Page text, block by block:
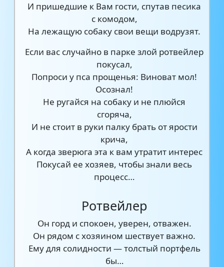
И пришедшие к Вам гости, спутав песика
с комодом,
На лежащую собаку свои вещи водрузят.
Если вас случайно в парке злой ротвейлер
покусал,
Попроси у пса прощенья: Виноват мол!
Осознал!
Не ругайся на собаку и не плюйся
сгоряча,
И не стоит в руки палку брать от ярости
крича,
А когда зверюга эта к вам утратит интерес
Покусай ее хозяев, чтобы знали весь
процесс…
Ротвейлер
Он горд и спокоен, уверен, отважен.
Он рядом с хозяином шествует важно.
Ему для солидности — толстый портфель
бы…